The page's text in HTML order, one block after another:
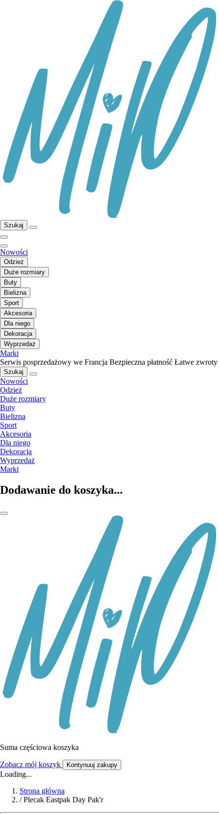
Szukaj
Nowości
Odzież
Duże rozmiary
Buty
Bielizna
Sport
Akcesoria
Dla niego
Dekoracja
Wyprzedaż
Marki
Serwis posprzedażowy we Francja Bezpieczna płatność Łatwe zwroty
Szukaj
Nowości
Odzież
Duże rozmiary
Buty
Bielizna
Sport
Akcesoria
Dla niego
Dekoracja
Wyprzedaż
Marki
Dodawanie do koszyka...
Suma częściowa koszyka
Zobacz mój koszyk Kontynuuj zakupy
Loading...
Strona główna
/ Plecak Eastpak Day Pak'r